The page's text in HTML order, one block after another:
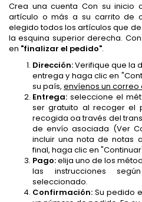
Crea una cuenta Con su inicio
artículo o más a su carrito de
elegido todos los artículos que
la esquina superior derecha.
en "finalizar el pedido".
Dirección:Verifique que la
entrega y haga clic en
su país, envíenos un correo
Entrega: seleccione el
ser gratuito al recoger el
recogida oa través del
de envío asociada (Ver
incluir una nota de notas
final, haga clic en
Pago:elija uno de los
las instrucciones
seleccionado.
Confirmación: Su pedido